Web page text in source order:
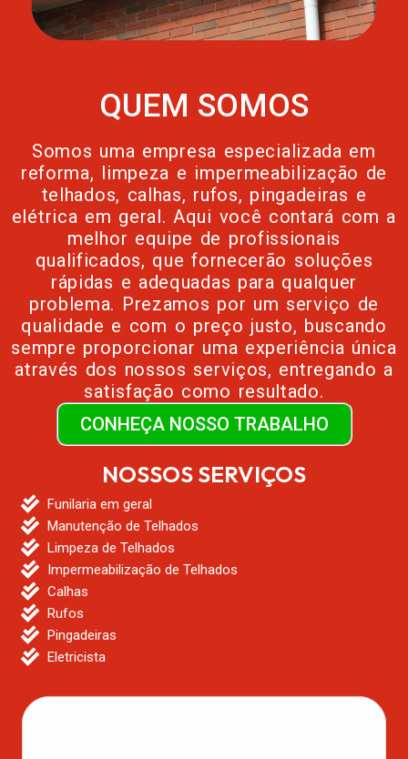
QUEM SOMOS
Somos uma empresa especializada em
reforma, limpeza e impermeabilização de
telhados, calhas, rufos, pingadeiras e
elétrica em geral. Aqui você contará com a
melhor equipe de profissionais
qualificados, que fornecerão soluções
rápidas e adequadas para qualquer
problema. Prezamos por um serviço de
qualidade e com o preço justo, buscando
sempre proporcionar uma experiência única
através dos nossos serviços, entregando a
satisfação como resultado.
CONHEÇA NOSSO TRABALHO
NOSSOS SERVIÇOS
Funilaria em geral
Manutenção de Telhados
Limpeza de Telhados
Impermeabilização de Telhados
Calhas
Rufos
Pingadeiras
Eletricista